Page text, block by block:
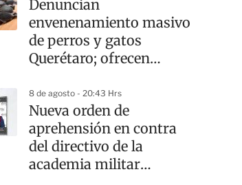
Denuncian
envenenamiento masivo
de perros y gatos
Querétaro; ofrecen
responsable
8 de agosto - 20:43 Hrs
Nueva orden de
aprehensión en contra
del directivo de la
academia militar